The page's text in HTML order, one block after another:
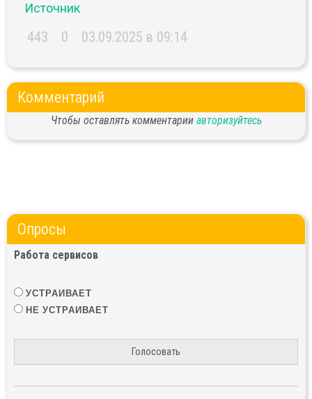
Источник
443 0 03.09.2025 в 09:14
Комментарий
Чтобы оставлять комментарии авторизуйтесь
Опросы
Работа сервисов
УСТРАИВАЕТ
НЕ УСТРАИВАЕТ
Голосовать